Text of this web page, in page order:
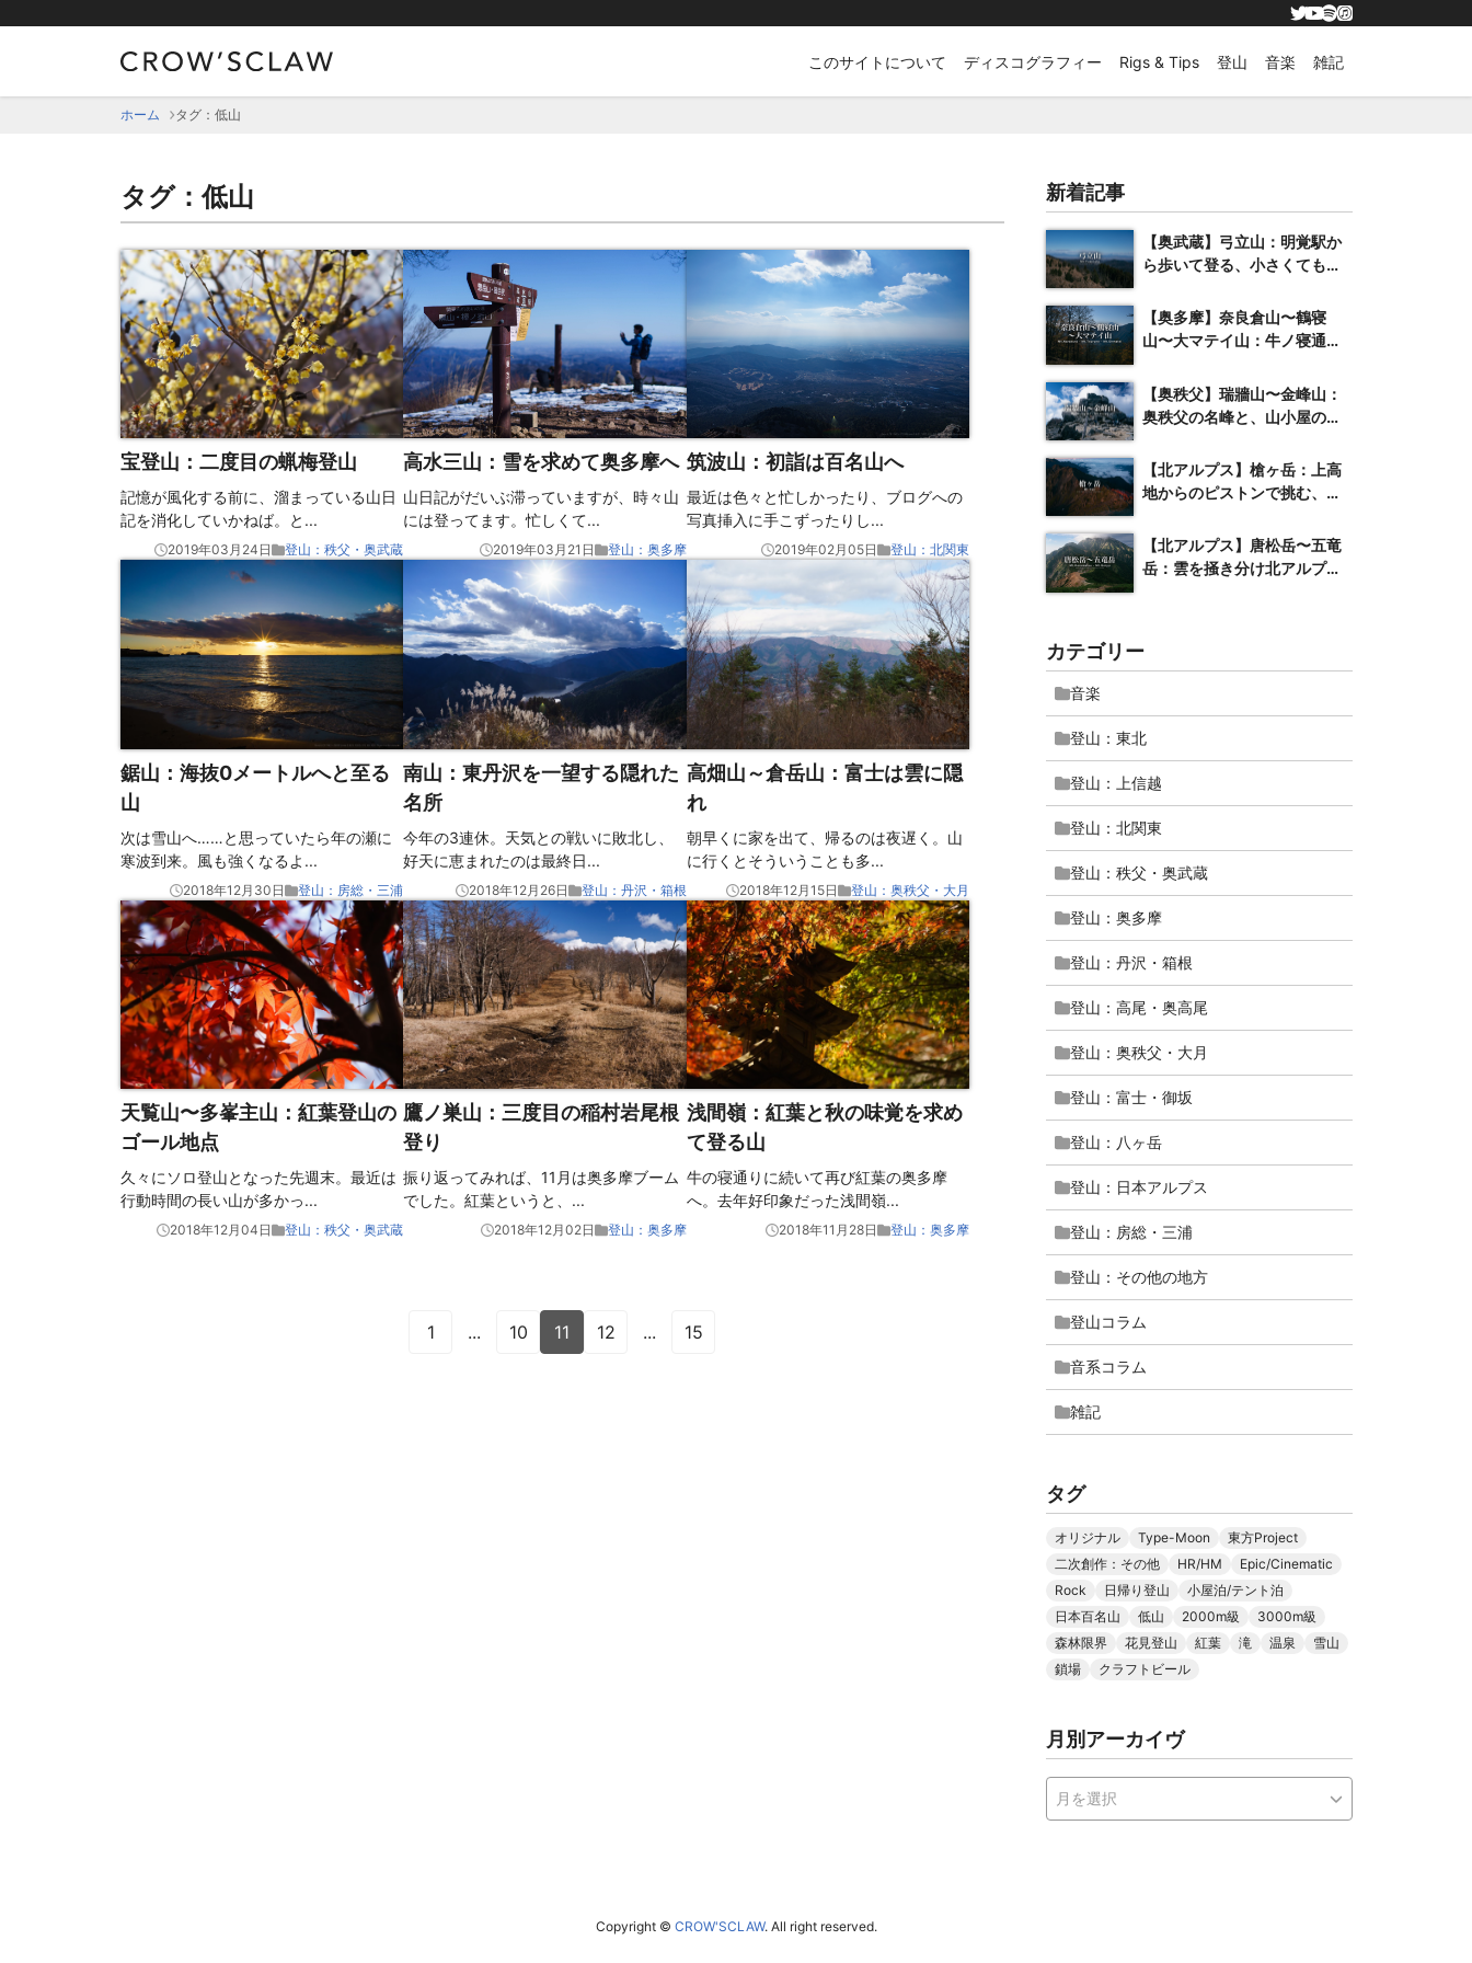
このサイトについて ディスコグラフィー Rigs & Tips 登山 音楽 雑記
ホーム タグ：低山
タグ：低山
宝登山：二度目の蝋梅登山
記憶が風化する前に、溜まっている山日
記を消化していかねば。と ...
2019年03月24日 登山：秩父・奥武蔵
高水三山：雪を求めて奥多摩へ
山日記がだいぶ滞っていますが、時々山
には登ってます。忙しくて...
2019年03月21日 登山：奥多摩
筑波山：初詣は百名山へ
最近は色々と忙しかったり、ブログへの
写真挿入に手こずったりし...
2019年02月05日 登山：北関東
鋸山：海抜0メートルへと至る
山
次は雪山へ……と思っていたら年の瀬に
寒波到来。風も強くなるよ ...
2018年12月30日 登山：房総・三浦
南山：東丹沢を一望する隠れた
名所
今年の3連休。天気との戦いに敗北し、
好天に恵まれたのは最終日...
2018年12月26日 登山：丹沢・箱根
高畑山～倉岳山：富士は雲に隠
れ
朝早くに家を出て、帰るのは夜遅く。山
に行くとそういうことも多...
2018年12月15日 登山：奥秩父・大月
天覧山〜多峯主山：紅葉登山の
ゴール地点
久々にソロ登山となった先週末。最近は
行動時間の長い山が多かっ...
2018年12月04日 登山：秩父・奥武蔵
鷹ノ巣山：三度目の稲村岩尾根
登り
振り返ってみれば、11月は奥多摩ブーム
でした。紅葉というと、 ...
2018年12月02日 登山：奥多摩
浅間嶺：紅葉と秋の味覚を求め
て登る山
牛の寝通りに続いて再び紅葉の奥多摩
へ。去年好印象だった浅間嶺...
2018年11月28日 登山：奥多摩
1 ... 10 11 12 ... 15
新着記事
【奥武蔵】弓立山：明覚駅か
ら歩いて登る、小さくても抜
【奥多摩】奈良倉山〜鶴寝
山〜大マテイ山：牛ノ寝通り
【奥秩父】瑞牆山〜金峰山：
奥秩父の名峰と、山小屋のク
【北アルプス】槍ヶ岳：上高
地からのピストンで挑む、一
【北アルプス】唐松岳〜五竜
岳：雲を掻き分け北アルプス
カテゴリー
音楽
登山：東北
登山：上信越
登山：北関東
登山：秩父・奥武蔵
登山：奥多摩
登山：丹沢・箱根
登山：高尾・奥高尾
登山：奥秩父・大月
登山：富士・御坂
登山：八ヶ岳
登山：日本アルプス
登山：房総・三浦
登山：その他の地方
登山コラム
音系コラム
雑記
タグ
オリジナル Type-Moon
東方Project
二次創作：その他
HR/HM
Epic/Cinematic
Rock
日帰り登山
小屋泊/テント泊
日本百名山
低山 2000m級
3000m級
森林限界
花見登山 紅葉 滝 温泉
雪山
鎖場
クラフトビール
月別アーカイヴ
Copyright © CROW'SCLAW. All right reserved.